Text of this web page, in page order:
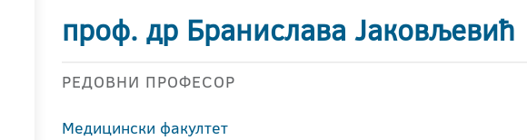
проф. др Бранислава Јаковљевић
РЕДОВНИ ПРОФЕСОР
Медицински факултет